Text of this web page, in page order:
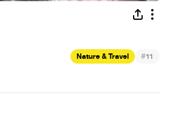
Nature & Travel #11